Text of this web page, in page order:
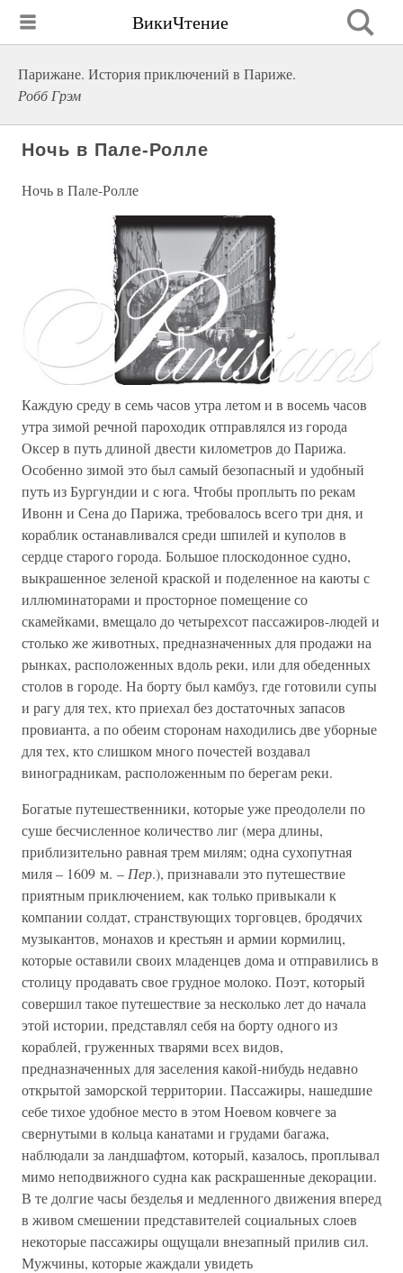
ВикиЧтение
Парижане. История приключений в Париже.
Робб Грэм
Ночь в Пале-Ролле
Ночь в Пале-Ролле
Каждую среду в семь часов утра летом и в восемь часов
утра зимой речной пароходик отправлялся из города
Оксер в путь длиной двести километров до Парижа.
Особенно зимой это был самый безопасный и удобный
путь из Бургундии и с юга. Чтобы проплыть по рекам
Ивонн и Сена до Парижа, требовалось всего три дня, и
кораблик останавливался среди шпилей и куполов в
сердце старого города. Большое плоскодонное судно,
выкрашенное зеленой краской и поделенное на каюты с
иллюминаторами и просторное помещение со
скамейками, вмещало до четырехсот пассажиров-людей и
столько же животных, предназначенных для продажи на
рынках, расположенных вдоль реки, или для обеденных
столов в городе. На борту был камбуз, где готовили супы
и рагу для тех, кто приехал без достаточных запасов
провианта, а по обеим сторонам находились две уборные
для тех, кто слишком много почестей воздавал
виноградникам, расположенным по берегам реки.
Богатые путешественники, которые уже преодолели по
суше бесчисленное количество лиг (мера длины,
приблизительно равная трем милям; одна сухопутная
миля – 1609 м. – Пер.), признавали это путешествие
приятным приключением, как только привыкали к
компании солдат, странствующих торговцев, бродячих
музыкантов, монахов и крестьян и армии кормилиц,
которые оставили своих младенцев дома и отправились в
столицу продавать свое грудное молоко. Поэт, который
совершил такое путешествие за несколько лет до начала
этой истории, представлял себя на борту одного из
кораблей, груженных тварями всех видов,
предназначенных для заселения какой-нибудь недавно
открытой заморской территории. Пассажиры, нашедшие
себе тихое удобное место в этом Ноевом ковчеге за
свернутыми в кольца канатами и грудами багажа,
наблюдали за ландшафтом, который, казалось, проплывал
мимо неподвижного судна как раскрашенные декорации.
В те долгие часы безделья и медленного движения вперед
в живом смешении представителей социальных слоев
некоторые пассажиры ощущали внезапный прилив сил.
Мужчины, которые жаждали увидеть